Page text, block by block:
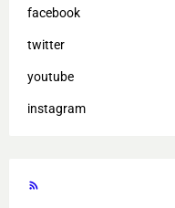
facebook
twitter
youtube
instagram